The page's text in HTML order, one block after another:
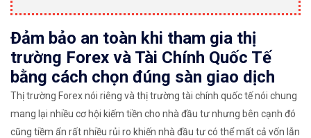
Đảm bảo an toàn khi tham gia thị
trường Forex và Tài Chính Quốc Tế
bằng cách chọn đúng sàn giao dịch
Thị trường Forex nói riêng và thị trường tài chính quốc tế nói chung
mang lại nhiều cơ hội kiếm tiền cho nhà đầu tư nhưng bên cạnh đó
cũng tiềm ẩn rất nhiều rủi ro khiến nhà đầu tư có thể mất cả vốn lẫn